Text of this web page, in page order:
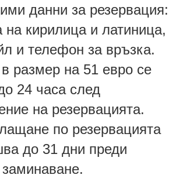
данни за резервация:
на кирилица и латиница,
и телефон за връзка.
размер на 51 евро се
24 часа след
на резервацията.
по резервацията
до 31 дни преди